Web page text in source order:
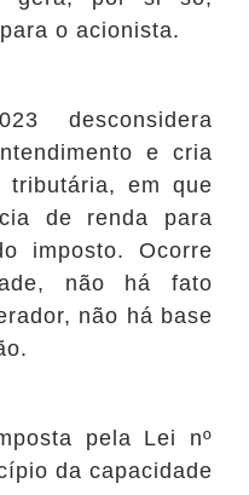
o acionista.
desconsidera
e cria
tributária, em que
de renda para
imposto. Ocorre
não há fato
não há base
pela Lei nº
da capacidade